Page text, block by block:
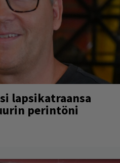
lapsikatraansa
perintöni